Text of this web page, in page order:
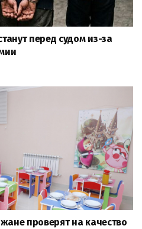
перед судом из-за
проверят на качество